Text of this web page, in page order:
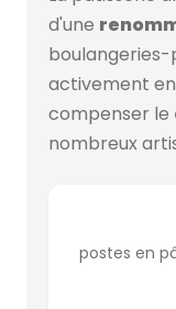
d'une
activement
compenser le
nombreux
postes en